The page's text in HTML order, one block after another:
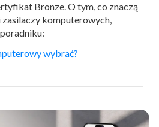
Bronze. O tym, co znaczą
komputerowych,
wybrać?